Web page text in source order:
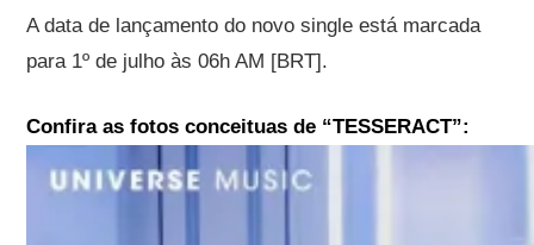
A data de lançamento do novo single está marcada
para 1º de julho às 06h AM [BRT].
Confira as fotos conceituas de “TESSERACT”: